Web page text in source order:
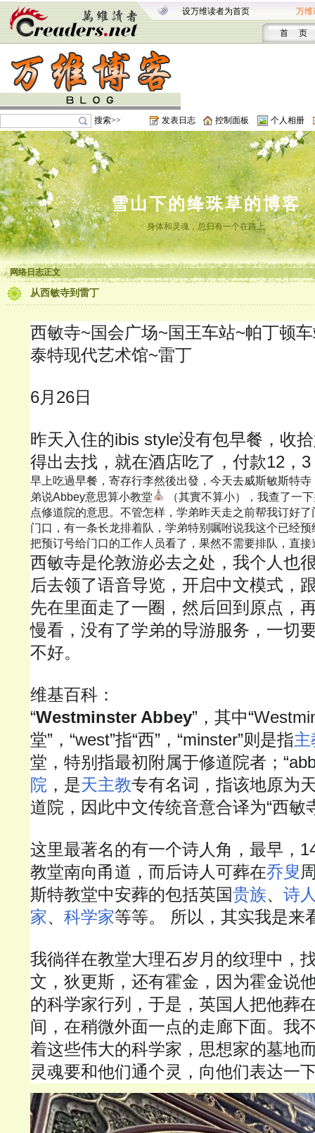
设万维读者为首页 万维
首 页
搜索>> 发表日志 控制面板 个人相册
雪山下的绛珠草的博客
身体和灵魂，总归有一个在路上
网络日志正文
从西敏寺到雷丁
西敏寺~国会广场~国王车站~帕丁顿
泰特现代艺术馆~雷丁
6月26日
昨天入住的ibis style没有包早餐，收
得出去找，就在酒店吃了，付款12，
早上吃過早餐，寄存行李然後出發，今天去威斯敏斯特寺
弟说Abbey意思算小教堂
（其實不算小），我查了一
点修道院的意思。不管怎样，学弟昨天走之前帮我订好
门口，有一条长龙排着队，学弟特别嘱咐说我这个已经
把预订号给门口的工作人员看了，果然不需要排队，直接
西敏寺是伦敦游必去之处，我个人也
后去领了语音导览，开启中文模式，
先在里面走了一圈，然后回到原点，
慢看，没有了学弟的导游服务，一切
不好。
维基百科：
“Westminster Abbey”，其中
堂”，“west”指“西”，“minster”则是指主
堂，特别指最初附属于修道院者；
院 ，是天主教专有名词，指该地原为
道院，因此中文传统音意合译为“西敏
这里最著名的有一个诗人角，最早，
教堂南向甬道，而后诗人可葬在乔叟
斯特教堂中安葬的包括英国贵族、 诗
家、 科学家等等。 所以，其实我是来
我徜徉在教堂大理石岁月的纹理中，
文，狄更斯，还有霍金，因为霍金说
的科学家行列，于是，英国人把他葬
间，在稍微外面一点的走廊下面。我
着这些伟大的科学家，思想家的墓地
灵魂要和他们通个灵，向他们表达一